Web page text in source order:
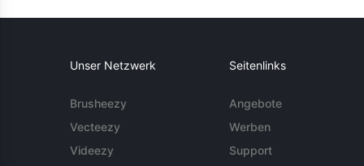
Unser Netzwerk
Brusheezy
Vecteezy
Videezy
Seitenlinks
Angebote
Werben
Support